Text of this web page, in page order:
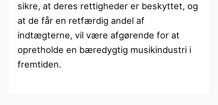
sikre, at deres rettigheder er beskyttet, og
at de får en retfærdig andel af
indtægterne, vil være afgørende for at
opretholde en bæredygtig musikindustri i
fremtiden.